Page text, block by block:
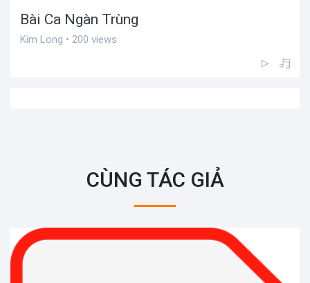
Bài Ca Ngàn Trùng
Kim Long • 200 views
CÙNG TÁC GIẢ